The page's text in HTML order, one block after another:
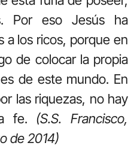
Por eso Jesús ha
a los ricos, porque en
de colocar la propia
de este mundo. En
las riquezas, no hay
fe. (S.S. Francisco,
de 2014)